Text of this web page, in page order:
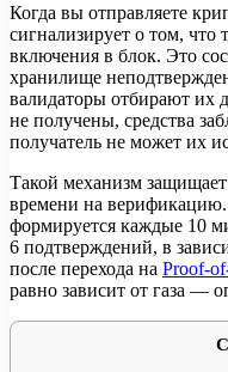
Когда вы отправляете
сигнализирует о том, что
включения в блок. Это
хранилище
валидаторы отбирают их
не получены, средства
получатель не может их
Такой механизм
времени на
формируется каждые 10
6 подтверждений, в
после перехода на Proof-
равно зависит от газа —